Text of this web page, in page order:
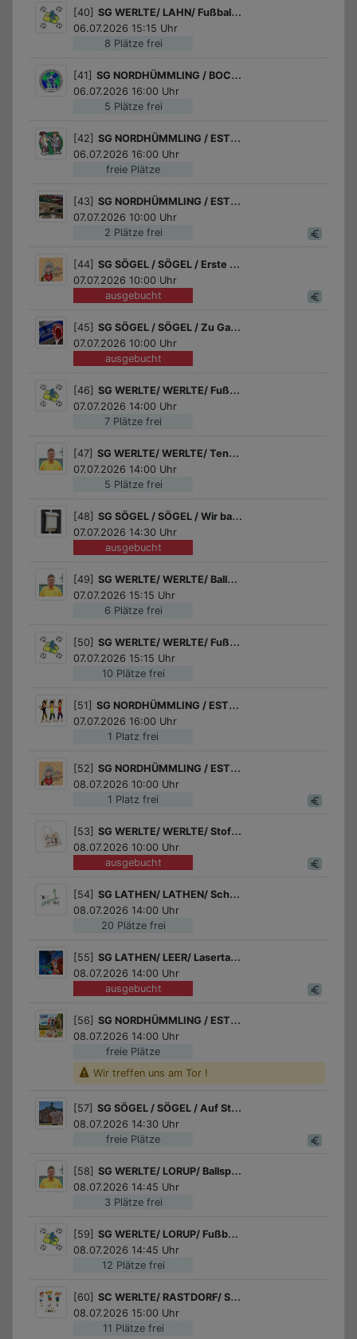
8 Plätze frei
[40] SG WERLTE/ LAHN/ Fußball für Mädchen
06.07.2026 15:15 Uhr
5 Plätze frei
[41] SG NORDHÜMMLING / BOCKHORST / Schatzsuche
06.07.2026 16:00 Uhr
freie Plätze
[42] SG NORDHÜMMLING / ESTERWEGEN / Tennis spielen
06.07.2026 16:00 Uhr
2 Plätze frei
[43] SG NORDHÜMMLING / ESTERWEGEN / Stoff Taschen bemalen
07.07.2026 10:00 Uhr
ausgebucht
[44] SG SÖGEL / SÖGEL / Erste Hilfe -Dein Sommerabenteuer
07.07.2026 10:00 Uhr
ausgebucht
[45] SG SÖGEL / SÖGEL / Zu Gast bei der Polizei
07.07.2026 10:00 Uhr
7 Plätze frei
[46] SG WERLTE/ WERLTE/ Fußball für Jungs
07.07.2026 14:00 Uhr
5 Plätze frei
[47] SG WERLTE/ WERLTE/ Tennis Schnupperkurs des Tennisvereins Werlte!
07.07.2026 14:00 Uhr
ausgebucht
[48] SG SÖGEL / SÖGEL / Wir bauen Fledermauskästen
07.07.2026 14:30 Uhr
6 Plätze frei
[49] SG WERLTE/ WERLTE/ Ballspiele
07.07.2026 15:15 Uhr
10 Plätze frei
[50] SG WERLTE/ WERLTE/ Fußball für Mädchen
07.07.2026 15:15 Uhr
1 Platz frei
[51] SG NORDHÜMMLING / ESTERWEGEN / Tanz dich glücklich
07.07.2026 16:00 Uhr
1 Platz frei
[52] SG NORDHÜMMLING / ESTERWEGEN / Erste Hilfe -Dein Sommerabenteuer
08.07.2026 10:00 Uhr
ausgebucht
[53] SG WERLTE/ WERLTE/ Stoff Taschen bemalen
08.07.2026 10:00 Uhr
20 Plätze frei
[54] SG LATHEN/ LATHEN/ Schnupperkurs in irischem Stepptanz
08.07.2026 14:00 Uhr
ausgebucht
[55] SG LATHEN/ LEER/ Lasertag spielen in Leer
08.07.2026 14:00 Uhr
freie Plätze
[56] SG NORDHÜMMLING / ESTERWEGEN / Boule für kids
08.07.2026 14:00 Uhr
Wir treffen uns am Tor !
freie Plätze
[57] SG SÖGEL / SÖGEL / Auf Sternenwegen durchs Schloss
08.07.2026 14:30 Uhr
3 Plätze frei
[58] SG WERLTE/ LORUP/ Ballspiele
08.07.2026 14:45 Uhr
12 Plätze frei
[59] SG WERLTE/ LORUP/ Fußball für Mädchen
08.07.2026 14:45 Uhr
11 Plätze frei
[60] SC WERLTE/ RASTDORF/ Spaß und Spiel - entdecke die Spieleklassiker von damals
08.07.2026 15:00 Uhr